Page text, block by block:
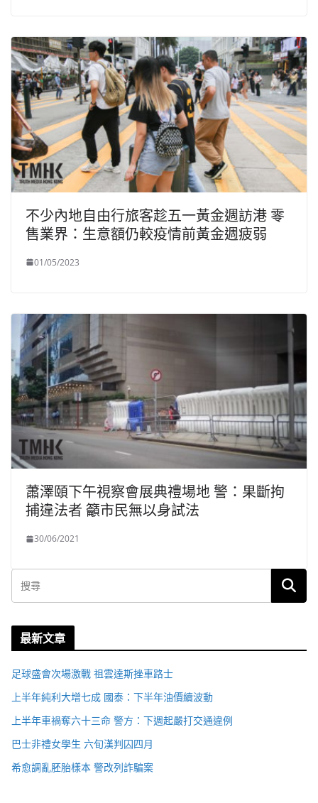
不少內地自由行旅客趁五一黃金週訪港 零
售業界：生意額仍較疫情前黃金週疲弱
01/05/2023
蕭澤頤下午視察會展典禮場地 警：果斷拘
捕違法者 籲市民無以身試法
30/06/2021
最新文章
足球盛會次場激戰 祖雲達斯挫車路士
上半年純利大增七成 國泰：下半年油價續波動
上半年車禍奪六十三命 警方：下週起嚴打交通違例
巴士非禮女學生 六旬漢判囚四月
希愈調亂胚胎樣本 警改列詐騙案